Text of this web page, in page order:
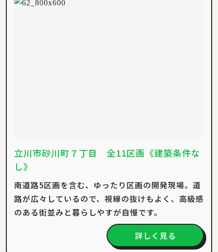
立川市砂川町７丁目 全11区画《建築条件な
し》
南道路5区画を含む、ゆったり区画の開発現場。道
路が広々しているので、視線の抜けもよく、高級感
のある街並みと暮らしやすが自慢です。
詳しく見る